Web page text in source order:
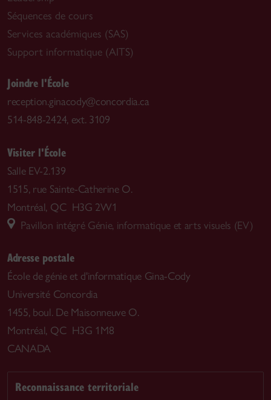
Séquences de cours
Services académiques (SAS)
Support informatique (AITS)
Joindre l'École
reception.ginacody@concordia.ca
514-848-2424, ext. 3109
Visiter l'École
Salle EV-2.139
1515, rue Sainte-Catherine O.
Montréal, QC H3G 2W1
Pavillon intégré Génie, informatique et arts visuels (EV)
Adresse postale
École de génie et d'informatique Gina-Cody
Université Concordia
1455, boul. De Maisonneuve O.
Montréal, QC H3G 1M8
CANADA
Reconnaissance territoriale